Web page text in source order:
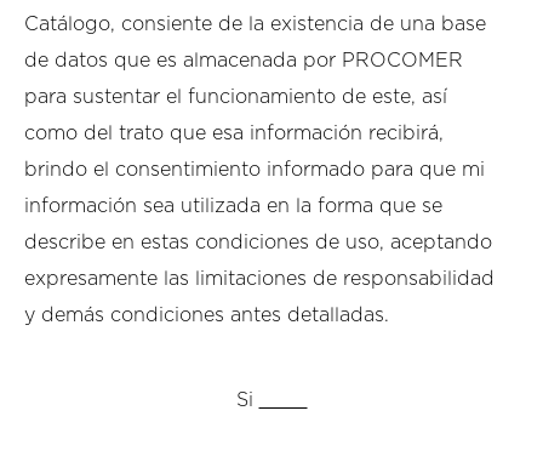
Catálogo, consiente de la existencia de una base
de datos que es almacenada por PROCOMER
para sustentar el funcionamiento de este, así
como del trato que esa información recibirá,
brindo el consentimiento informado para que mi
información sea utilizada en la forma que se
describe en estas condiciones de uso, aceptando
expresamente las limitaciones de responsabilidad
y demás condiciones antes detalladas.
Si